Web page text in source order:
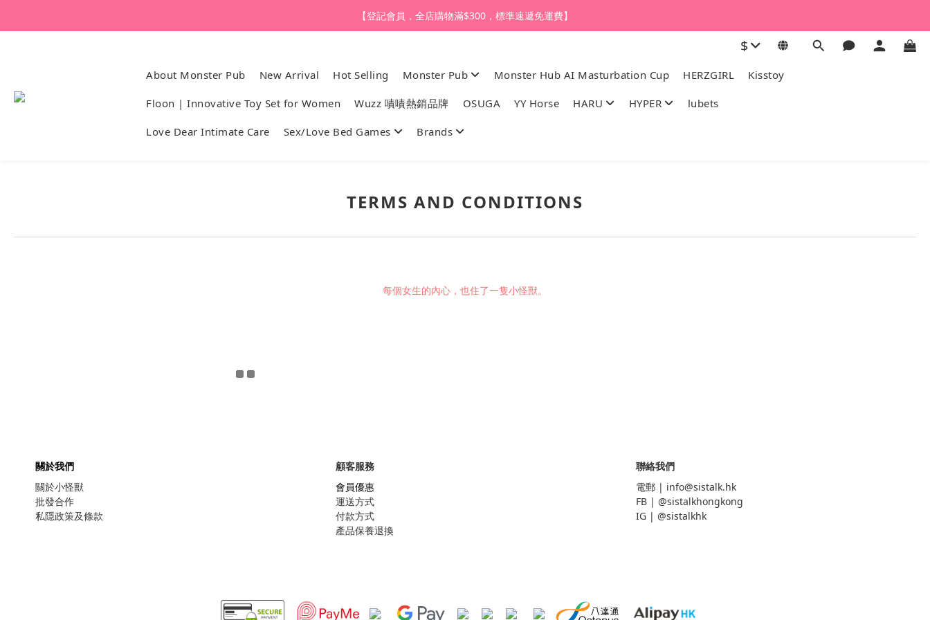
【登記會員，全店購物滿$1,000，即享全單95折】
【登記會員，全店購物滿$300，標準速遞免運費】
【登記會員，全店購物滿$1,000，即享全單95折】
$
About Monster Pub New Arrival Hot Selling Monster Pub Monster Hub AI Masturbation Cup HERZGIRL Kisstoy
Floon | Innovative Toy Set for Women Wuzz 嘖嘖熱銷品牌 OSUGA YY Horse HARU HYPER lubets
Love Dear Intimate Care Sex/Love Bed Games Brands
TERMS AND CONDITIONS
每個女生的內心，也住了一隻小怪獸。
關於我們
關於小怪獸
批發合作
私隱政策及條款
顧客服務
會員優惠
運送方式
付款方式
產品保養退換
聯絡我們
電郵 | info@sistalk.hk
FB | @sistalkhongkong
IG | @sistalkhk